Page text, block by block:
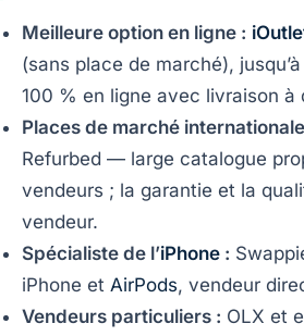
Meilleure option en ligne :
(sans place de marché), jusqu’à
100 % en ligne avec livraison à
Places de marché
Refurbed — large catalogue
vendeurs ; la garantie et la
vendeur.
Spécialiste de l’iPhone :
iPhone et AirPods, vendeur
Vendeurs particuliers : OLX et